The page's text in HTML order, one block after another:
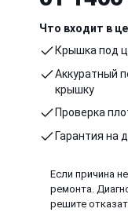
Что входит в
Крышка под
Аккуратный
крышку
Проверка
Гарантия на
Если причина
ремонта.
решите